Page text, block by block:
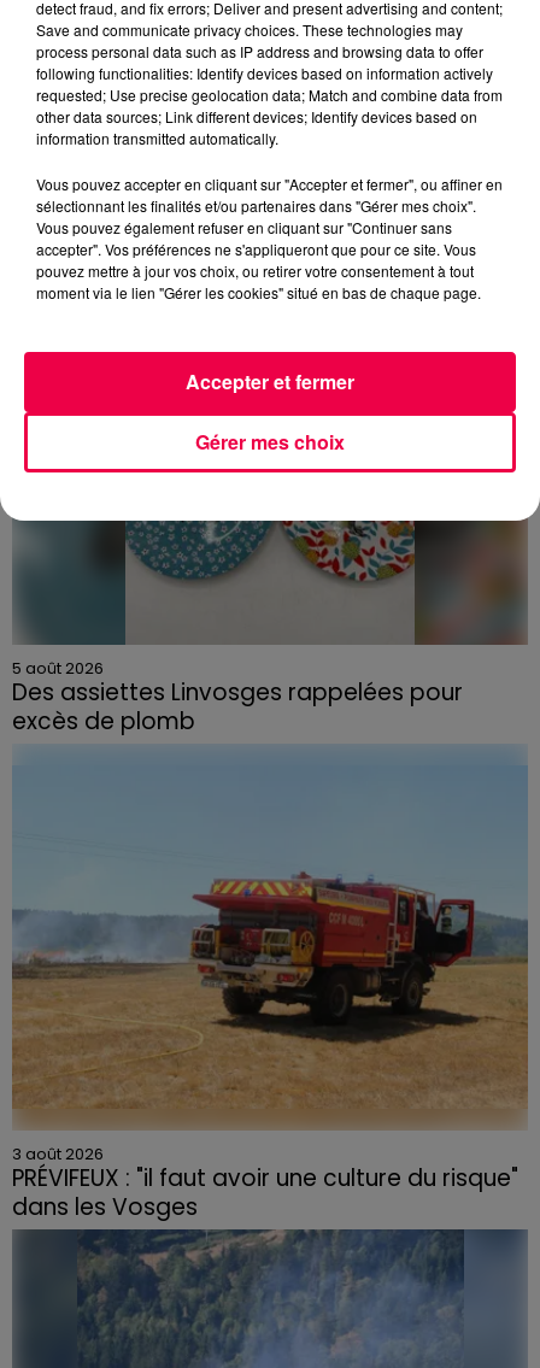
DERNIÈRES INFOS
5 août 2026
Des assiettes Linvosges rappelées pour
excès de plomb
Du plomb a été détecté dans deux assiettes en
3 août 2026
PRÉVIFEUX : "il faut avoir une culture du risque"
dans les Vosges
detect fraud, and fix errors; Deliver and present advertising and content;
Save and communicate privacy choices. These technologies may
process personal data such as IP address and browsing data to offer
following functionalities: Identify devices based on information actively
requested; Use precise geolocation data; Match and combine data from
other data sources; Link different devices; Identify devices based on
information transmitted automatically.
Vous pouvez accepter en cliquant sur "Accepter et fermer", ou affiner en
sélectionnant les finalités et/ou partenaires dans "Gérer mes choix".
Vous pouvez également refuser en cliquant sur "Continuer sans
accepter". Vos préférences ne s'appliqueront que pour ce site. Vous
pouvez mettre à jour vos choix, ou retirer votre consentement à tout
moment via le lien "Gérer les cookies" situé en bas de chaque page.
Gérer mes choix
Accepter et fermer